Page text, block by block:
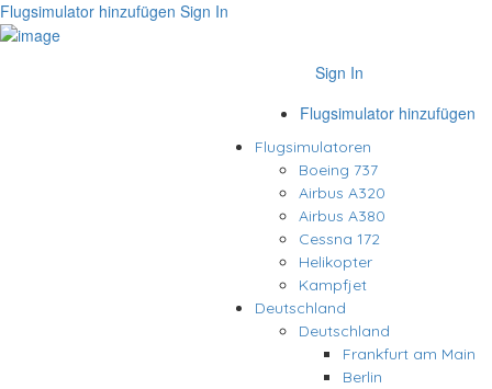
Flugsimulator hinzufügen Sign In
Sign In
Flugsimulator hinzufügen
Flugsimulatoren
Boeing 737
Airbus A320
Airbus A380
Cessna 172
Helikopter
Kampfjet
Deutschland
Deutschland
Frankfurt am Main
Berlin